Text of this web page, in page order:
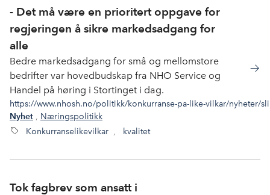
- Det må være en prioritert oppgave for
regjeringen å sikre markedsadgang for
alle
Bedre markedsadgang for små og mellomstore
bedrifter var hovedbudskap fra NHO Service og
Handel på høring i Stortinget i dag.
https://www.nhosh.no/politikk/konkurranse-pa-like-vilkar/nyheter/
Nyhet , Næringspolitikk
Konkurranselikevilkar , kvalitet
Tok fagbrev som ansatt i